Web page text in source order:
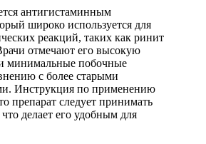
антигистаминным
широко используется для
реакций, таких как ринит
отмечают его высокую
минимальные побочные
с более старыми
Инструкция по применению
препарат следует принимать
делает его удобным для